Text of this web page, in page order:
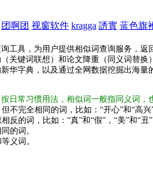
团啊团 视窗软件 kragga 誘實 蓝色旗
工具，为用户提供相似词查询服务，返
关键词联想）和论文降重（同义词替换
华字典，以及通过全网数据挖掘出海量
日常习惯用法，相似词一般指同义词，
不完全相同的词，比如：“开心”和“高兴
反的词，比如：“真”和“假”，“美”和“丑”
的词。
义词。